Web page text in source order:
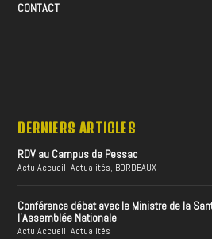
CONTACT
DERNIERS ARTICLES
RDV au Campus de Pessac
Actu Accueil,Actualités, BORDEAUX
Conférence débat avec le Ministre de la
l’Assemblée Nationale
Actu Accueil,Actualités